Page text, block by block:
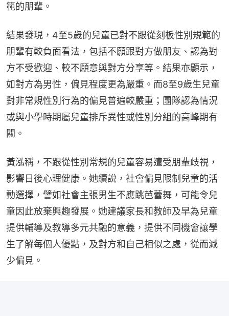
範的朋輩。
結果發現，4至5歲的兒童已對不跟從刻板性別規範的
朋輩有較負面看法，包括不願跟對方做朋友、認為對
方不受歡迎、較不願意與對方分享等。結果亦顯示，
如對方為男性，偏見程度更為嚴重。而8至9歲生兒童
對非常規性別行為的偏見普遍較嚴重；團隊認為情況
或與小學時期屬兒童排斥異性或性別分組的高峰期有
關。
黃泓稱，不跟從性別常規的兒童容易遭受朋輩歧視，
影響日後心理健康。她續說，社會偏見限制兒童的活
動選擇，譬如社會主張男生不應跳芭蕾舞，可能令兒
童因此放棄興趣發展。她建議家長和教師及早為兒童
提供輔導及教導多元共融的意義，提供不同機會讓學
生了解每個人優點，及對方和自己相似之處，從而減
少偏見。